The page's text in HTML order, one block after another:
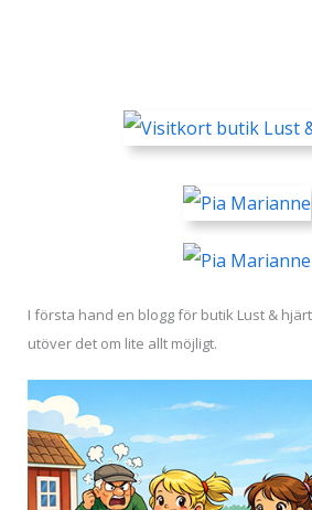
I första hand en blogg för butik Lust &
utöver det om lite allt möjligt.